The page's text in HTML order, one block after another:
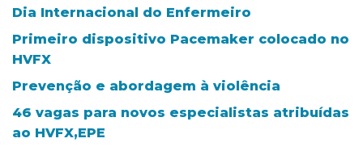
Dia Internacional do Enfermeiro
Primeiro dispositivo Pacemaker colocado no
HVFX
Prevenção e abordagem à violência
46 vagas para novos especialistas atribuídas
ao HVFX,EPE